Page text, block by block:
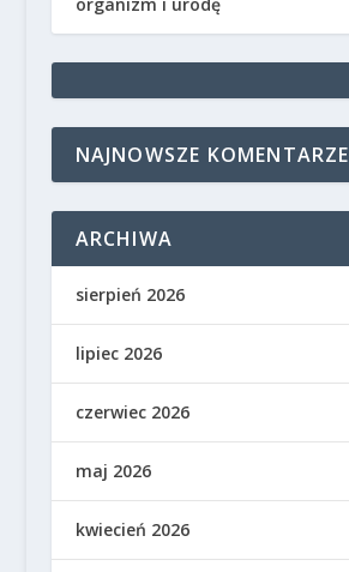
NAJNOWSZE KOMENTARZE
ARCHIWA
sierpień 2026
lipiec 2026
czerwiec 2026
maj 2026
kwiecień 2026